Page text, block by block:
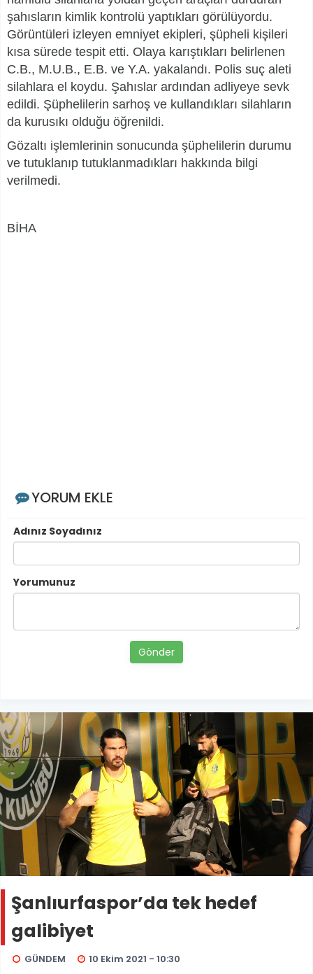
şahısların kimlik kontrolü yaptıkları görülüyordu.
Görüntüleri izleyen emniyet ekipleri, şüpheli kişileri
kısa sürede tespit etti. Olaya karıştıkları belirlenen
C.B., M.U.B., E.B. ve Y.A. yakalandı. Polis suç aleti
silahlara el koydu. Şahıslar ardından adliyeye sevk
edildi. Şüphelilerin sarhoş ve kullandıkları silahların
da kurusıkı olduğu öğrenildi.
Gözaltı işlemlerinin sonucunda şüphelilerin durumu
ve tutuklanıp tutuklanmadıkları hakkında bilgi
verilmedi.
BİHA
YORUM EKLE
Adınız Soyadınız
Yorumunuz
Gönder
Şanlıurfaspor’da tek hedef
galibiyet
GÜNDEM 10 Ekim 2021 - 10:30